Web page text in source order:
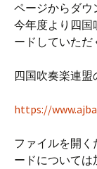
ページからダウ
今年度より四国
ードしていただ
四国吹奏楽連盟
https://
ファイルを開く
ードについては